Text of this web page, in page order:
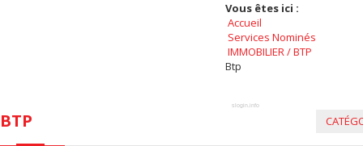
Vous êtes ici :
Accueil
Services Nominés
IMMOBILIER / BTP
Btp
BTP
slogin.info